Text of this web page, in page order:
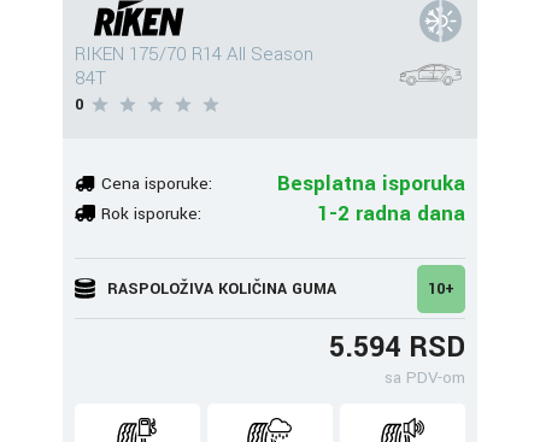
RIKEN 175/70 R14 All Season
84T
0
Cena isporuke: Besplatna isporuka
Rok isporuke: 1-2 radna dana
RASPOLOŽIVA KOLIČINA GUMA 10+
5.594 RSD
sa PDV-om